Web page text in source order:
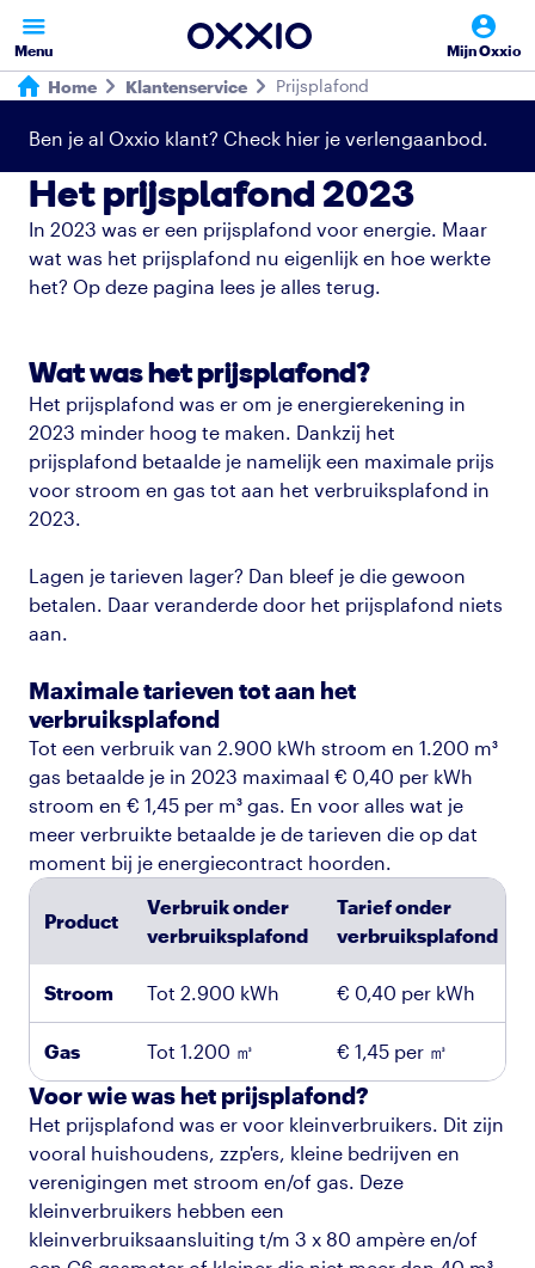
Menu Mijn Oxxio
Home Klantenservice Prijsplafond
Ben je al Oxxio klant? Check hier je verlengaanbod.
Het prijsplafond 2023
In 2023 was er een prijsplafond voor energie. Maar
wat was het prijsplafond nu eigenlijk en hoe werkte
het? Op deze pagina lees je alles terug.
Wat was het prijsplafond?
Het prijsplafond was er om je energierekening in
2023 minder hoog te maken. Dankzij het
prijsplafond betaalde je namelijk een maximale prijs
voor stroom en gas tot aan het verbruiksplafond in
2023.
Lagen je tarieven lager? Dan bleef je die gewoon
betalen. Daar veranderde door het prijsplafond niets
aan.
Maximale tarieven tot aan het
verbruiksplafond
Tot een verbruik van 2.900 kWh stroom en 1.200 m³
gas betaalde je in 2023 maximaal € 0,40 per kWh
stroom en € 1,45 per m³ gas. En voor alles wat je
meer verbruikte betaalde je de tarieven die op dat
moment bij je energiecontract hoorden.
Product
Verbruik onder
verbruiksplafond
Tarief onder
verbruiksplafond
Stroom Tot 2.900 kWh € 0,40 per kWh
Gas Tot 1.200 ㎥ € 1,45 per ㎥
Voor wie was het prijsplafond?
Het prijsplafond was er voor kleinverbruikers. Dit zijn
vooral huishoudens, zzp'ers, kleine bedrijven en
verenigingen met stroom en/of gas. Deze
kleinverbruikers hebben een
kleinverbruiksaansluiting t/m 3 x 80 ampère en/of